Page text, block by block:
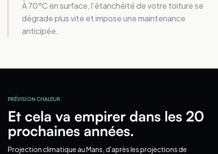
À 70°C en surface, l'étanchéité de votre toiture se
dégrade plus vite et impose une maintenance
anticipée.
PRÉVISION CHALEUR
Et cela va empirer dans les 20
prochaines années.
Projection climatique au Mans , d'après les projections de